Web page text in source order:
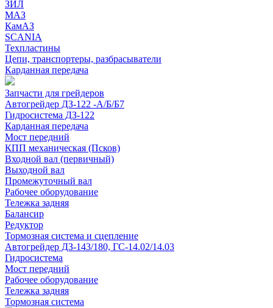
ЗИЛ
МАЗ
КамАЗ
SCANIA
Техпластины
Цепи, транспортеры, разбрасыватели
Карданная передача
Запчасти для грейдеров
Автогрейдер ДЗ-122 -А/Б/Б7
Гидросистема ДЗ-122
Карданная передача
Мост передний
КПП механическая (Псков)
Входной вал (первичный)
Выходной вал
Промежуточный вал
Рабочее оборудование
Тележка задняя
Балансир
Редуктор
Тормозная система и сцепление
Автогрейдер ДЗ-143/180, ГС-14.02/14.03
Гидросистема
Мост передний
Рабочее оборудование
Тележка задняя
Тормозная система